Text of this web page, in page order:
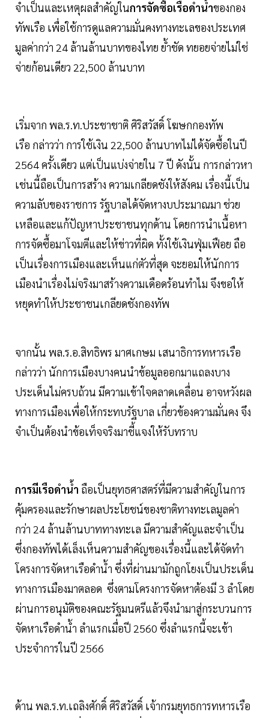
จำเป็นและเหตุผลสำคัญในการจัดซื้อเรือดำน้ำของกอง
ทัพเรือ เพื่อใช้การดูแลความมั่นคงทางทะเลของประเทศ
มูลค่ากว่า 24 ล้านล้านบาทของไทย ย้ำชัด ทยอยจ่ายไม่ใช่
จ่ายก้อนเดียว 22,500 ล้านบาท
เริ่มจาก พล.ร.ท.ประชาชาติ ศิริสวัสดิ์ โฆษกกองทัพ
เรือ กล่าวว่า การใช้เงิน 22,500 ล้านบาทไม่ได้จัดซื้อในปี
2564 ครั้งเดียว แต่เป็นแบ่งจ่ายใน 7 ปี ดังนั้น การกล่าวหา
เช่นนี้ถือเป็นการสร้าง ความเกลียดชังให้สังคม เรื่องนี้เป็น
ความลับของราชการ รัฐบาลได้จัดหางบประมาณมา ช่วย
เหลือและแก้ปัญหาประชาชนทุกด้าน โดยการนำเนื้อหา
การจัดซื้อมาโจมตีและให้ข่าวที่ผิด ทั้งใช้เงินฟุ่มเฟือย ถือ
เป็นเรื่องการเมืองและเห็นแก่ตัวที่สุด จะยอมให้นักการ
เมืองนำเรื่องไม่จริงมาสร้างความเดือดร้อนทำไม จึงขอให้
หยุดทำให้ประชาชนเกลียดชังกองทัพ
จากนั้น พล.ร.อ.สิทธิพร มาศเกษม เสนาธิการทหารเรือ
กล่าวว่า นักการเมืองบางคนนำข้อมูลออกมาแถลงบาง
ประเด็นไม่ครบถ้วน มีความเข้าใจคลาดเคลื่อน อาจหวังผล
ทางการเมืองเพื่อให้กระทบรัฐบาล เกี่ยวข้องความมั่นคง จึง
จำเป็นต้องนำข้อเท็จจริงมาชี้แจงให้รับทราบ
การมีเรือดำน้ำ ถือเป็นยุทธศาสตร์ที่มีความสำคัญในการ
คุ้มครองและรักษาผลประโยชน์ของชาติทางทะเลมูลค่า
กว่า 24 ล้านล้านบาททางทะเล มีความสำคัญและจำเป็น
ซึ่งกองทัพได้เล็งเห็นความสำคัญของเรื่องนี้และได้จัดทำ
โครงการจัดหาเรือดำน้ำ ซึ่งที่ผ่านมามักถูกโยงเป็นประเด็น
ทางการเมืองมาตลอด ซึ่งตามโครงการจัดหาต้องมี 3 ลำโดย
ผ่านการอนุมัติของคณะรัฐมนตรีแล้วจึงนำมาสู่กระบวนการ
จัดหาเรือดำน้ำ ลำแรกเมื่อปี 2560 ซึ่งลำแรกนี้จะเข้า
ประจำการในปี 2566
ด้าน พล.ร.ท.เถลิงศักดิ์ ศิริสวัสดิ์ เจ้ากรมยุทธการทหารเรือ